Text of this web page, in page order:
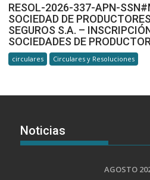
RESOL-2026-337-APN-
SOCIEDAD DE
SEGUROS S.A. –
SOCIEDADES DE
circulares Circulares y Resoluciones
Noticias
AGOSTO